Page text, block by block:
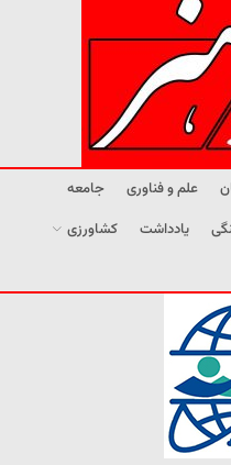
علم و فناوری
جامعه
یادداشت
کشاورزی